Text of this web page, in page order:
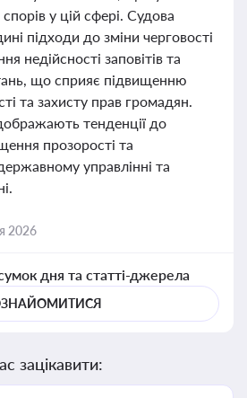
у цій сфері. Судова
підходи до зміни черговості
недійсності заповітів та
що сприяє підвищенню
та захисту прав громадян.
тенденції до
прозорості та
управлінні та
2026
дня та статті-джерела
зацікавити: